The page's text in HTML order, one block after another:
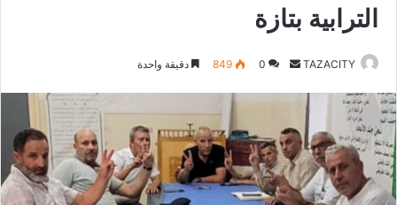
الترابية بتازة
TAZACITY
ل
ب
ر
ي
0
849 دقيقة واحدة